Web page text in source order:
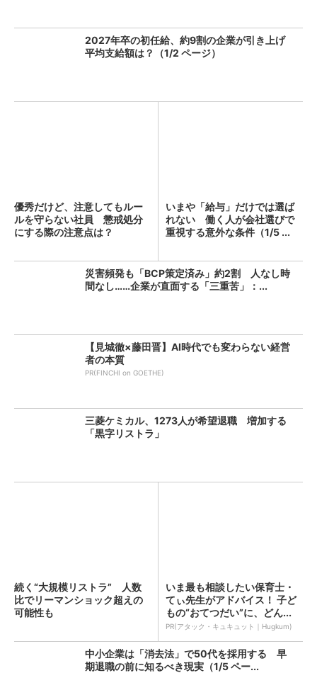
2027年卒の初任給、約9割の企業が引き上げ
平均支給額は？（1/2 ページ）
優秀だけど、注意してもルー
ルを守らない社員 懲戒処分
にする際の注意点は？
いまや「給与」だけでは選ば
れない 働く人が会社選びで
重視する意外な条件（1/5 ...
災害頻発も「BCP策定済み」約2割 人なし時
間なし……企業が直面する「三重苦」：...
【見城徹×藤田晋】AI時代でも変わらない経営
者の本質
PR(FINCHI on GOETHE)
三菱ケミカル、1273人が希望退職 増加する
「黒字リストラ」
続く“大規模リストラ” 人数
比でリーマンショック超えの
可能性も
いま最も相談したい保育士・
てぃ先生がアドバイス！ 子ど
もの“おてつだい”に、どん...
PR(アタック・キュキュット｜Hugkum)
中小企業は「消去法」で50代を採用する 早
期退職の前に知るべき現実（1/5 ペー...